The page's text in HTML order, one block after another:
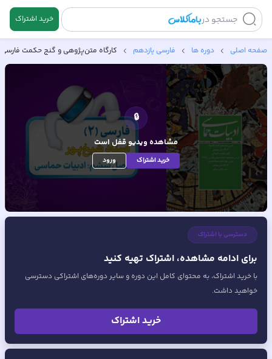
جستجو در خرید اشتراک
صفحه اصلی دوره ها فارسی یازدهم کارگاه متن‌پژوهی و گنج حکمت فارسی
🔒
مشاهده ویدیوقفل است
خرید اشتراک ورود
دسترسی با اشتراک
برای ادامه مشاهده، اشتراک تهیه کنید
با خرید اشتراک، به محتوای کامل این دوره و سایر دوره‌های اشتراکی دسترسی
خواهید داشت.
خرید اشتراک